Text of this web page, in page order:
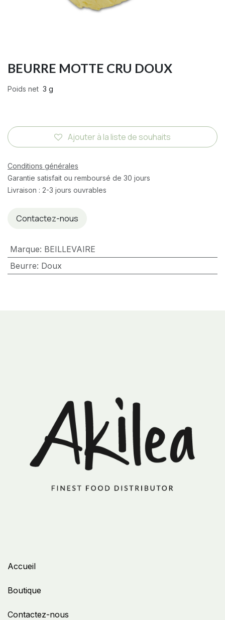
BEURRE MOTTE CRU DOUX
Poids net 3 g
Ajouter à la liste de souhaits
Conditions générales
Garantie satisfait ou remboursé de 30 jours
Livraison : 2-3 jours ouvrables
Contactez-nous
Marque: BEILLEVAIRE
Beurre: Doux
Accueil
Boutique
Contactez-nous